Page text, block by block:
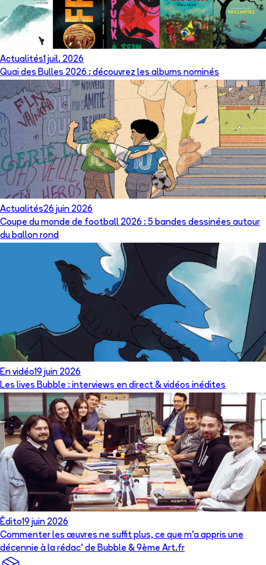
Actualités1 juil. 2026
Quai des Bulles 2026 : découvrez les albums nominés
Actualités26 juin 2026
Coupe du monde de football 2026 : 5 bandes dessinées autour
du ballon rond
En vidéo19 juin 2026
Les lives Bubble : interviews en direct & vidéos inédites
Édito19 juin 2026
Commenter les œuvres ne suffit plus, ce que m’a appris une
décennie à la rédac’ de Bubble & 9ème Art.fr